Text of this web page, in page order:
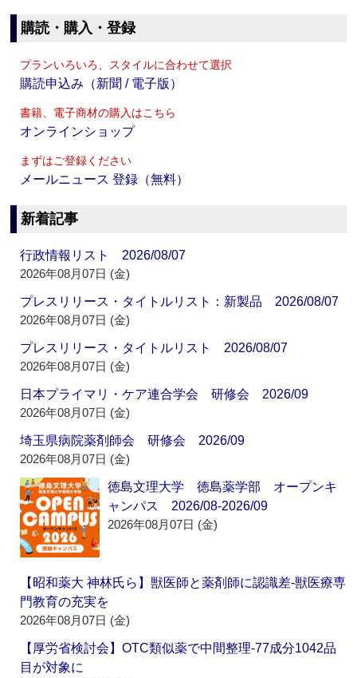
購読・購入・登録
プランいろいろ、スタイルに合わせて選択
購読申込み（新聞 / 電子版）
書籍、電子商材の購入はこちら
オンラインショップ
まずはご登録ください
メールニュース 登録（無料）
新着記事
行政情報リスト 2026/08/07
2026年08月07日 (金)
プレスリリース・タイトルリスト：新製品 2026/08/07
2026年08月07日 (金)
プレスリリース・タイトルリスト 2026/08/07
2026年08月07日 (金)
日本プライマリ・ケア連合学会 研修会 2026/09
2026年08月07日 (金)
埼玉県病院薬剤師会 研修会 2026/09
2026年08月07日 (金)
徳島文理大学 徳島薬学部 オープンキ
ャンパス 2026/08-2026/09
2026年08月07日 (金)
【昭和薬大 神林氏ら】獣医師と薬剤師に認識差‐獣医療専
門教育の充実を
2026年08月07日 (金)
【厚労省検討会】OTC類似薬で中間整理‐77成分1042品
目が対象に